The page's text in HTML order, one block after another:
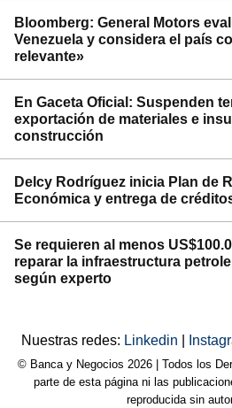
Bloomberg: General Motors
Venezuela y considera el país
relevante»
En Gaceta Oficial: Suspenden
exportación de materiales e
construcción
Delcy Rodríguez inicia Plan de
Económica y entrega de
Se requieren al menos
reparar la infraestructura
según experto
Nuestras redes: Linkedin
© Banca y Negocios 2026 | Todos los
parte de esta página ni las
reproducida sin